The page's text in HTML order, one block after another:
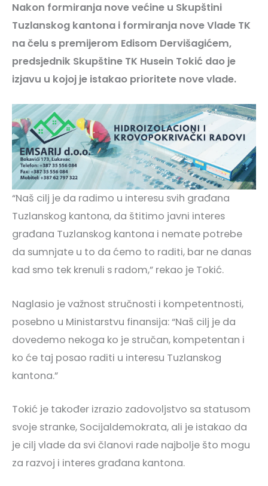
Nakon formiranja nove većine u Skupštini
Tuzlanskog kantona i formiranja nove Vlade TK
na čelu s premijerom Edisom Dervišagićem,
predsjednik Skupštine TK Husein Tokić dao je
izjavu u kojoj je istakao prioritete nove vlade.
“Naš cilj je da radimo u interesu svih građana
Tuzlanskog kantona, da štitimo javni interes
građana Tuzlanskog kantona i nemate potrebe
da sumnjate u to da ćemo to raditi, bar ne danas
kad smo tek krenuli s radom,” rekao je Tokić.
Naglasio je važnost stručnosti i kompetentnosti,
posebno u Ministarstvu finansija: “Naš cilj je da
dovedemo nekoga ko je stručan, kompetentan i
ko će taj posao raditi u interesu Tuzlanskog
kantona.”
Tokić je također izrazio zadovoljstvo sa statusom
svoje stranke, Socijaldemokrata, ali je istakao da
je cilj vlade da svi članovi rade najbolje što mogu
za razvoj i interes građana kantona.